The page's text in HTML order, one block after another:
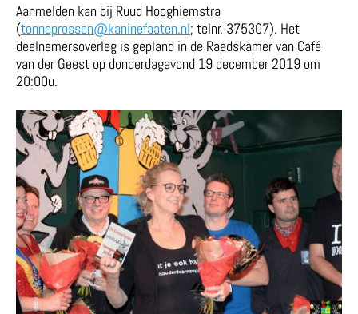
Aanmelden kan bij Ruud Hooghiemstra
(tonneprossen@kaninefaaten.nl; telnr. 375307). Het
deelnemersoverleg is gepland in de Raadskamer van Café
van der Geest op donderdagavond 19 december 2019 om
20:00u.